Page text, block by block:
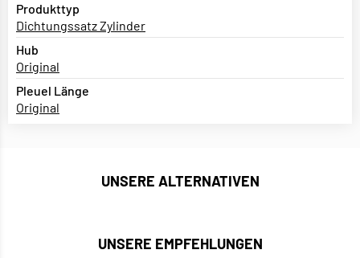
Produkttyp
Dichtungssatz Zylinder
Hub
Original
Pleuel Länge
Original
UNSERE ALTERNATIVEN
UNSERE EMPFEHLUNGEN